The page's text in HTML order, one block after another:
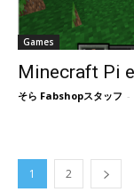
Games
Minecraft Pi
そら Fabshopスタッフ -
1 2